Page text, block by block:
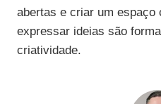
abertas e criar um espaço
expressar ideias são
criatividade.